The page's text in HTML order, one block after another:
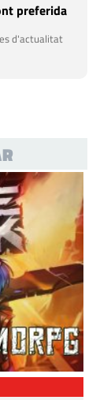
preferida
d'actualitat